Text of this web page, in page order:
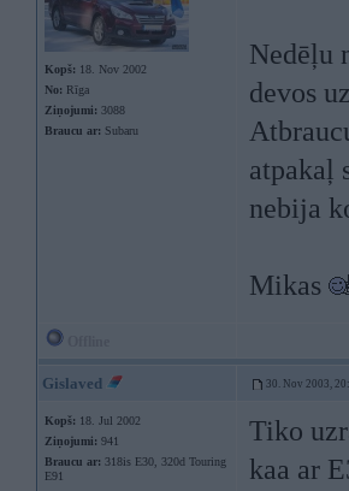
Kopš: 18. Nov 2002
No: Rīga
Ziņojumi: 3088
Braucu ar: Subaru
Nedēļu
devos
atpakaļ
nebija
Mikas
Gislaved 30. Nov 2003,
Kopš: 18. Jul 2002
Ziņojumi: 941
Braucu ar: 318is E30, 320d Touring
E91
Tiko
kaa ar